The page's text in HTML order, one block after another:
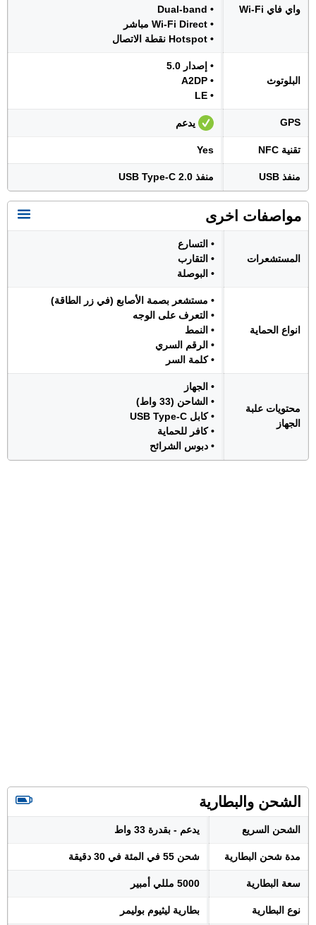
واي فاي Wi-Fi
• Dual-band
• Wi-Fi Direct مباشر
• Hotspot نقطة الاتصال
البلوتوث
• إصدار 5.0
• A2DP
• LE
GPS يدعم
تقنية NFC Yes
منفذ USB منفذ USB Type-C 2.0
مواصفات اخرى
المستشعرات
• التسارع
• التقارب
• البوصلة
انواع الحماية
• مستشعر بصمة الأصابع (في زر الطاقة)
• التعرف على الوجه
• النمط
• الرقم السري
• كلمة السر
محتويات علبة
الجهاز
• الجهاز
• الشاحن (33 واط)
• كابل USB Type-C
• كافر للحماية
• دبوس الشرائح
الشحن والبطارية
الشحن السريع يدعم - بقدرة 33 واط
مدة شحن البطارية شحن 55 في المئة في 30 دقيقة
سعة البطارية 5000 مللي أمبير
نوع البطارية بطارية ليثيوم بوليمر